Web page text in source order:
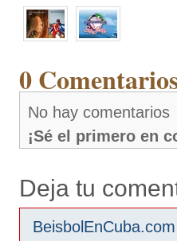
0
No hay comentarios
¡Sé el primero en
Deja tu